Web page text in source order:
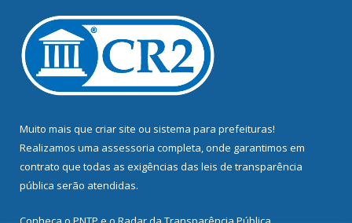
Muito mais que criar site ou sistema para prefeituras!
Realizamos uma assessoria completa, onde garantimos em
contrato que todas as exigências das leis de transparência
pública serão atendidas.